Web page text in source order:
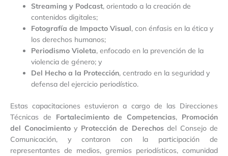
Streaming y Podcast, orientado a la creación de
contenidos digitales;
Fotografía de Impacto Visual, con énfasis en la ética y
los derechos humanos;
Periodismo Violeta, enfocado en la prevención de la
violencia de género; y
Del Hecho a la Protección, centrado en la seguridad y
defensa del ejercicio periodístico.
Estas capacitaciones estuvieron a cargo de las Direcciones
Técnicas de Fortalecimiento de Competencias, Promoción
del Conocimientoy Protección de Derechosdel Consejo de
Comunicación, y contaron con la participación de
representantes de medios, gremios periodísticos, comunidad